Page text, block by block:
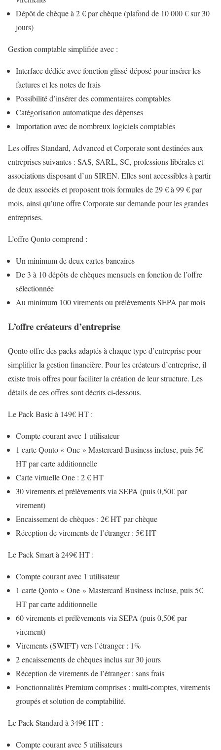
Dépôt de chèque à 2 € par chèque (plafond de 10 000 € sur 30
jours)
Gestion comptable simplifiée avec :
Interface dédiée avec fonction glissé-déposé pour insérer les
factures et les notes de frais
Possibilité d’insérer des commentaires comptables
Catégorisation automatique des dépenses
Importation avec de nombreux logiciels comptables
Les offres Standard, Advanced et Corporate sont destinées aux
entreprises suivantes : SAS, SARL, SC, professions libérales et
associations disposant d’un SIREN. Elles sont accessibles à partir
de deux associés et proposent trois formules de 29 € à 99 € par
mois, ainsi qu’une offre Corporate sur demande pour les grandes
entreprises.
L’offre Qonto comprend :
Un minimum de deux cartes bancaires
De 3 à 10 dépôts de chèques mensuels en fonction de l’offre
sélectionnée
Au minimum 100 virements ou prélèvements SEPA par mois
L’offre créateurs d’entreprise
Qonto offre des packs adaptés à chaque type d’entreprise pour
simplifier la gestion financière. Pour les créateurs d’entreprise, il
existe trois offres pour faciliter la création de leur structure. Les
détails de ces offres sont décrits ci-dessous.
Le Pack Basic à 149€ HT :
Compte courant avec 1 utilisateur
1 carte Qonto « One » Mastercard Business incluse, puis 5€
HT par carte additionnelle
Carte virtuelle One : 2 € HT
30 virements et prélèvements via SEPA (puis 0,50€ par
virement)
Encaissement de chèques : 2€ HT par chèque
Réception de virements de l’étranger : 5€ HT
Le Pack Smart à 249€ HT :
Compte courant avec 1 utilisateur
1 carte Qonto « One » Mastercard Business incluse, puis 5€
HT par carte additionnelle
60 virements et prélèvements via SEPA (puis 0,50€ par
virement)
Virements (SWIFT) vers l’étranger : 1%
2 encaissements de chèques inclus sur 30 jours
Réception de virements de l’étranger : sans frais
Fonctionnalités Premium comprises : multi-comptes, virements
groupés et solution de comptabilité.
Le Pack Standard à 349€ HT :
Compte courant avec 5 utilisateurs